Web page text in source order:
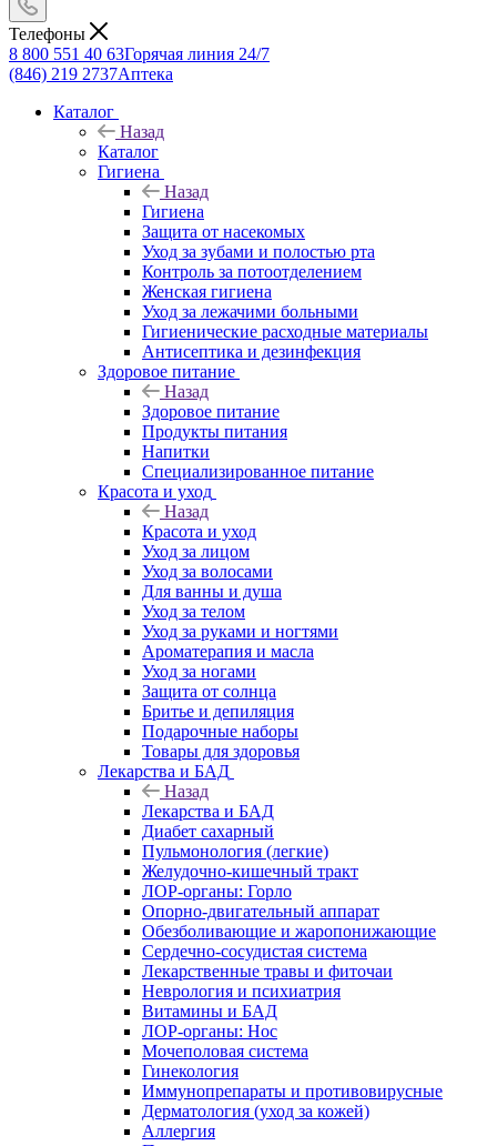
Телефоны
8 800 551 40 63Горячая линия 24/7
(846) 219 2737Аптека
Каталог
Назад
Каталог
Гигиена
Назад
Гигиена
Защита от насекомых
Уход за зубами и полостью рта
Контроль за потоотделением
Женская гигиена
Уход за лежачими больными
Гигиенические расходные материалы
Антисептика и дезинфекция
Здоровое питание
Назад
Здоровое питание
Продукты питания
Напитки
Специализированное питание
Красота и уход
Назад
Красота и уход
Уход за лицом
Уход за волосами
Для ванны и душа
Уход за телом
Уход за руками и ногтями
Ароматерапия и масла
Уход за ногами
Защита от солнца
Бритье и депиляция
Подарочные наборы
Товары для здоровья
Лекарства и БАД
Назад
Лекарства и БАД
Диабет сахарный
Пульмонология (легкие)
Желудочно-кишечный тракт
ЛОР-органы: Горло
Опорно-двигательный аппарат
Обезболивающие и жаропонижающие
Сердечно-сосудистая система
Лекарственные травы и фиточаи
Неврология и психиатрия
Витамины и БАД
ЛОР-органы: Нос
Мочеполовая система
Гинекология
Иммунопрепараты и противовирусные
Дерматология (уход за кожей)
Аллергия